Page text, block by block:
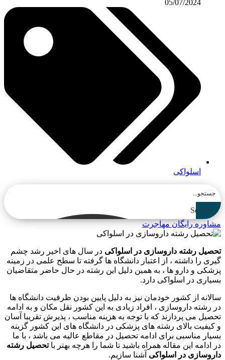
05/07/2024
اسلواکی
Search
مشاوره رایگان مهاجرت
تحصیل رشته داروسازی در اسلواکی در سال های اخیر رشد چشم
گیری را داشته ، از اعتبار دانشگاه ها گرفته تا سطح علمی در زمینه
پزشکی و دارو ها ، به همین دلیل این رشته در حال حاضر متقاضیان
بسیاری در اسلواکی دارد.
سالانه از کشور خودمان نیز به دلیل پایین بودن ظرفیت دانشگاه ها
در رشته داروسازی ، افراد زیادی به این کشور نقل مکان و به ادامه
تحصیل می پردازند که با توجه به هزینه مناسب ، پذیرش تقریبا آسان
و کیفیت بالای رشته های پزشکی در دانشگاه های این کشور گزینه
بسیار مناسبی برای ادامه تحصیل در مقاطع عالیه می باشد ، با ما
در ادامه این مقاله همراه باشید تا شما را هرچه بهتر باتحصیل رشته
داروسازی در اسلواکی آشنا سازیم.